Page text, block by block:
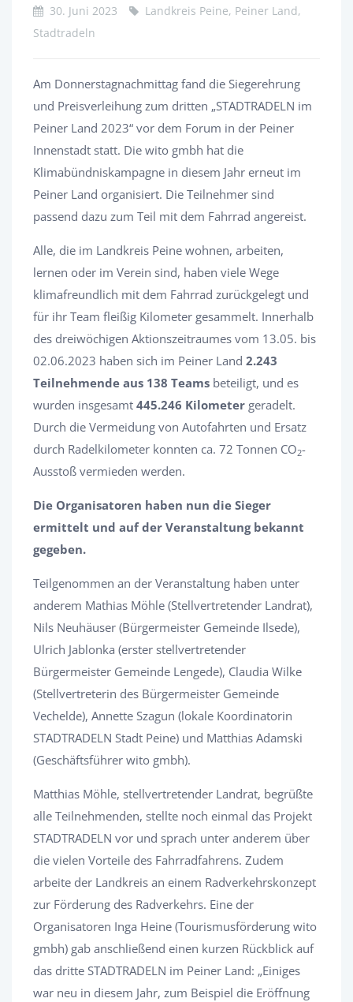
30. Juni 2023
Landkreis Peine, Peiner Land,
Stadtradeln
Am Donnerstagnachmittag fand die Siegerehrung
und Preisverleihung zum dritten „STADTRADELN im
Peiner Land 2023“ vor dem Forum in der Peiner
Innenstadt statt. Die wito gmbh hat die
Klimabündniskampagne in diesem Jahr erneut im
Peiner Land organisiert. Die Teilnehmer sind
passend dazu zum Teil mit dem Fahrrad angereist.
Alle, die im Landkreis Peine wohnen, arbeiten,
lernen oder im Verein sind, haben viele Wege
klimafreundlich mit dem Fahrrad zurückgelegt und
für ihr Team fleißig Kilometer gesammelt. Innerhalb
des dreiwöchigen Aktionszeitraumes vom 13.05. bis
02.06.2023 haben sich im Peiner Land 2.243
Teilnehmende aus 138 Teams beteiligt, und es
wurden insgesamt 445.246 Kilometer geradelt.
Durch die Vermeidung von Autofahrten und Ersatz
durch Radelkilometer konnten ca. 72 Tonnen CO2-
Ausstoß vermieden werden.
Die Organisatoren haben nun die Sieger
ermittelt und auf der Veranstaltung bekannt
gegeben.
Teilgenommen an der Veranstaltung haben unter
anderem Mathias Möhle (Stellvertretender Landrat),
Nils Neuhäuser (Bürgermeister Gemeinde Ilsede),
Ulrich Jablonka (erster stellvertretender
Bürgermeister Gemeinde Lengede), Claudia Wilke
(Stellvertreterin des Bürgermeister Gemeinde
Vechelde), Annette Szagun (lokale Koordinatorin
STADTRADELN Stadt Peine) und Matthias Adamski
(Geschäftsführer wito gmbh).
Matthias Möhle, stellvertretender Landrat, begrüßte
alle Teilnehmenden, stellte noch einmal das Projekt
STADTRADELN vor und sprach unter anderem über
die vielen Vorteile des Fahrradfahrens. Zudem
arbeite der Landkreis an einem Radverkehrskonzept
zur Förderung des Radverkehrs. Eine der
Organisatoren Inga Heine (Tourismusförderung wito
gmbh) gab anschließend einen kurzen Rückblick auf
das dritte STADTRADELN im Peiner Land: „Einiges
war neu in diesem Jahr, zum Beispiel die Eröffnung